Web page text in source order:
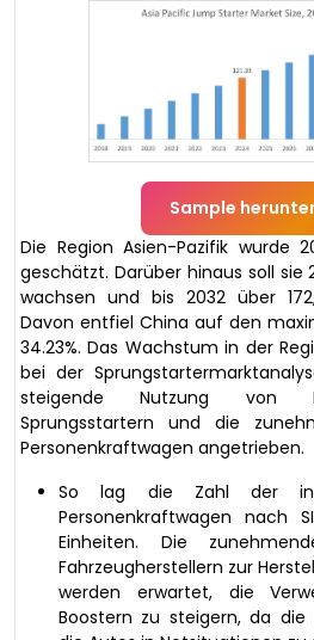
Sample
Die Region Asien-Pazifik wurde
geschätzt. Darüber hinaus soll sie
wachsen und bis 2032 über
Davon entfiel China auf den
34.23%. Das Wachstum in der
bei der
steigende Nutzung von
Sprungsstartern und die
Personenkraftwagen angetrieben.
So lag die Zahl der in
Personenkraftwagen nach
Einheiten. Die
Fahrzeugherstellern zur
werden erwartet, die
Boostern zu steigern, da